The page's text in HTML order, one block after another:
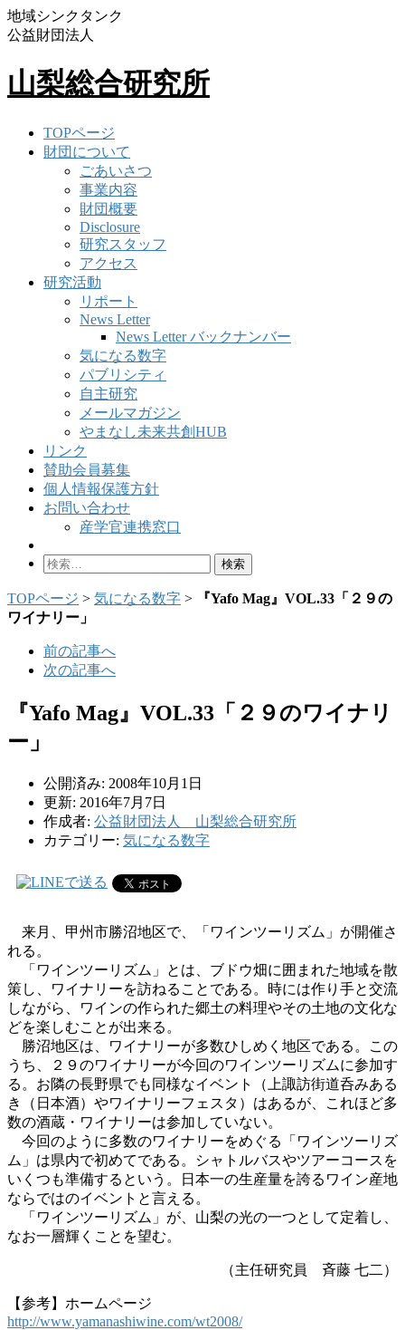
地域シンクタンク
公益財団法人
山梨総合研究所
TOPページ
財団について
ごあいさつ
事業内容
財団概要
Disclosure
研究スタッフ
アクセス
研究活動
リポート
News Letter
News Letter バックナンバー
気になる数字
パブリシティ
自主研究
メールマガジン
やまなし未来共創HUB
リンク
賛助会員募集
個人情報保護方針
お問い合わせ
産学官連携窓口
検
TOPページ > 気になる数字 >
『Yafo Mag』VOL.33「２９の
ワイナリー」
前の記事へ
次の記事へ
『Yafo Mag』VOL.33「２９のワイナリ
ー」
公開済み: 2008年10月1日
更新: 2016年7月7日
作成者: 公益財団法人 山梨総合研究所
カテゴリー: 気になる数字
来月、甲州市勝沼地区で、「ワインツーリズム」が開催さ
れる。
「ワインツーリズム」とは、ブドウ畑に囲まれた地域を散
策し、ワイナリーを訪ねることである。時には作り手と交流
しながら、ワインの作られた郷土の料理やその土地の文化な
どを楽しむことが出来る。
勝沼地区は、ワイナリーが多数ひしめく地区である。この
うち、２９のワイナリーが今回のワインツーリズムに参加す
る。お隣の長野県でも同様なイベント（上諏訪街道呑みある
き（日本酒）やワイナリーフェスタ）はあるが、これほど多
数の酒蔵・ワイナリーは参加していない。
今回のように多数のワイナリーをめぐる「ワインツーリズ
ム」は県内で初めてである。シャトルバスやツアーコースを
いくつも準備するという。日本一の生産量を誇るワイン産地
ならではのイベントと言える。
「ワインツーリズム」が、山梨の光の一つとして定着し、
なお一層輝くことを望む。
（主任研究員 斉藤 七二）
【参考】ホームページ
http://www.yamanashiwine.com/wt2008/